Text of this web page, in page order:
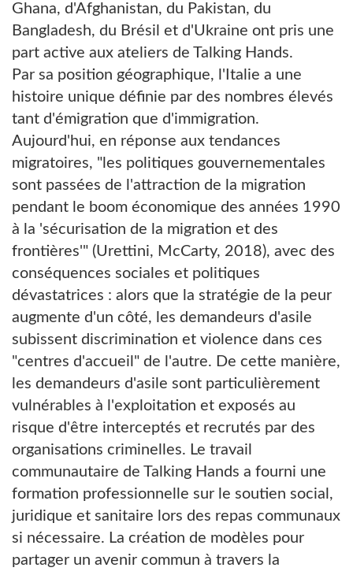
Ghana, d'Afghanistan, du Pakistan, du
Bangladesh, du Brésil et d'Ukraine ont pris une
part active aux ateliers de Talking Hands.
Par sa position géographique, l'Italie a une
histoire unique définie par des nombres élevés
tant d'émigration que d'immigration.
Aujourd'hui, en réponse aux tendances
migratoires, "les politiques gouvernementales
sont passées de l'attraction de la migration
pendant le boom économique des années 1990
à la 'sécurisation de la migration et des
frontières'" (Urettini, McCarty, 2018), avec des
conséquences sociales et politiques
dévastatrices : alors que la stratégie de la peur
augmente d'un côté, les demandeurs d'asile
subissent discrimination et violence dans ces
"centres d'accueil" de l'autre. De cette manière,
les demandeurs d'asile sont particulièrement
vulnérables à l'exploitation et exposés au
risque d'être interceptés et recrutés par des
organisations criminelles. Le travail
communautaire de Talking Hands a fourni une
formation professionnelle sur le soutien social,
juridique et sanitaire lors des repas communaux
si nécessaire. La création de modèles pour
partager un avenir commun à travers la